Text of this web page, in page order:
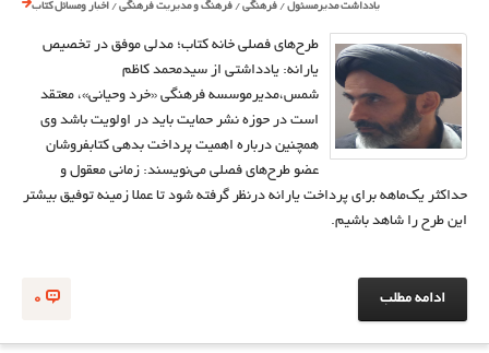
یادداشت مدیرمسئول / فرهنگی / فرهنگ و مدیریت فرهنگی / اخبار ومسائل کتاب
طرح‌های فصلی خانه کتاب؛ مدلی موفق در تخصیص
یارانه: یادداشتی از سيد‌محمد كاظم
شمس،مدیرموسسه فرهنگی «خرد وحیانی»، معتقد
است در حوزه نشر حمایت باید در اولویت باشد وی
همچنین درباره اهمیت پرداخت بدهی کتابفروشان
عضو طرح‌های فصلی می‌نویسند: زمانی معقول و
حداکثر یک‌ماهه برای پرداخت یارانه درنظر گرفته شود تا عملا زمینه توفیق بیشتر
این طرح را شاهد باشیم.
0 ادامه مطلب